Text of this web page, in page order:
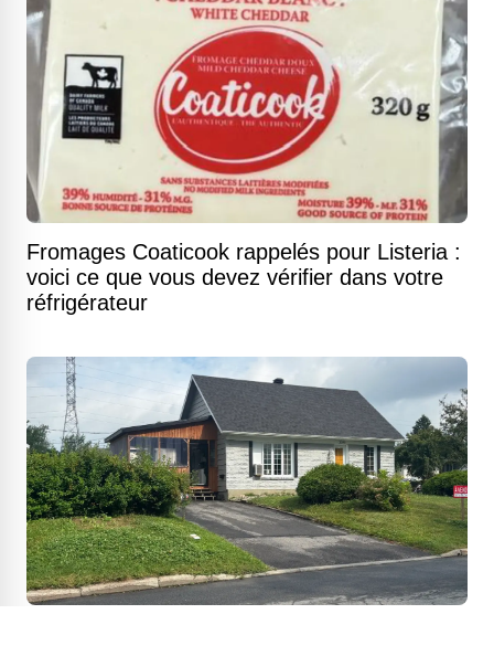
Fromages Coaticook rappelés pour Listeria :
voici ce que vous devez vérifier dans votre
réfrigérateur